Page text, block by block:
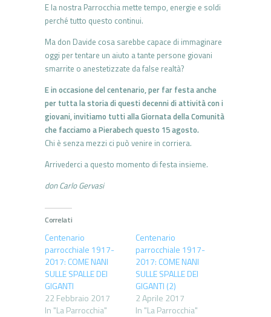
E la nostra Parrocchia mette tempo, energie e soldi
perché tutto questo continui.
Ma don Davide cosa sarebbe capace di immaginare
oggi per tentare un aiuto a tante persone giovani
smarrite o anestetizzate da false realtà?
E in occasione del centenario, per far festa anche
per tutta la storia di questi decenni di attività con i
giovani, invitiamo tutti alla Giornata della Comunità
che facciamo a Pierabech questo 15 agosto.
Chi è senza mezzi ci può venire in corriera.
Arrivederci a questo momento di festa insieme.
don Carlo Gervasi
Correlati
Centenario
parrocchiale 1917-
2017: COME NANI
SULLE SPALLE DEI
GIGANTI
22 Febbraio 2017
In "La Parrocchia"
Centenario
parrocchiale 1917-
2017: COME NANI
SULLE SPALLE DEI
GIGANTI (2)
2 Aprile 2017
In "La Parrocchia"